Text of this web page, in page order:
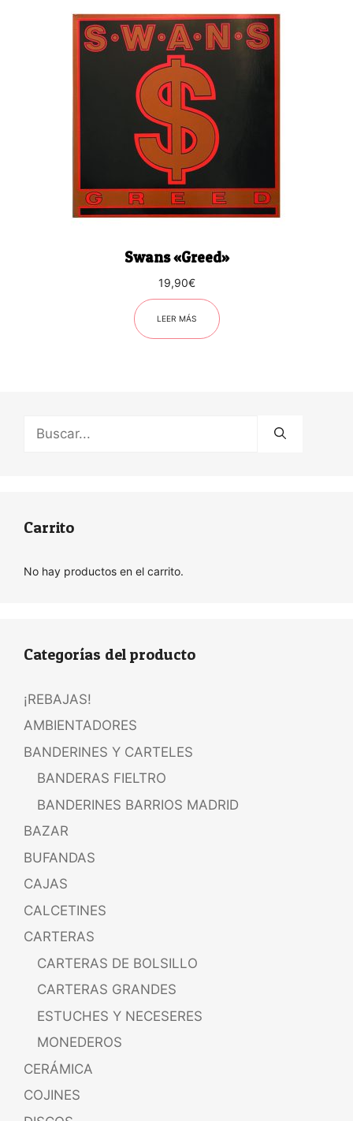
Swans «Greed»
19,90€
LEER MÁS
Carrito
No hay productos en el carrito.
Categorías del producto
¡REBAJAS!
AMBIENTADORES
BANDERINES Y CARTELES
BANDERAS FIELTRO
BANDERINES BARRIOS MADRID
BAZAR
BUFANDAS
CAJAS
CALCETINES
CARTERAS
CARTERAS DE BOLSILLO
CARTERAS GRANDES
ESTUCHES Y NECESERES
MONEDEROS
CERÁMICA
COJINES